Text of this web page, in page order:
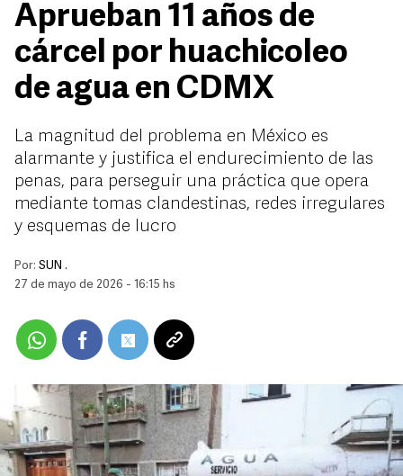
Aprueban 11 años de
cárcel por huachicoleo
de agua en CDMX
La magnitud del problema en México es
alarmante y justifica el endurecimiento de las
penas, para perseguir una práctica que opera
mediante tomas clandestinas, redes irregulares
y esquemas de lucro
Por: SUN .
27 de mayo de 2026 - 16:15 hs